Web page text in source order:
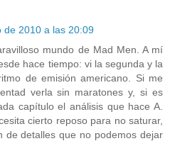
de 2010 a las 20:09
mundo de Mad Men. A mí
hace tiempo: vi la segunda y la
de emisión americano. Si me
verla sin maratones y, si es
capítulo el análisis que hace A.
cierto reposo para no saturar,
de detalles que no podemos dejar